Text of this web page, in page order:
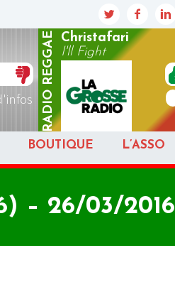
RADIO
REGGAE
Christafari
I'll Fight
BOUTIQUE L’ASSO
– 26/03/2016